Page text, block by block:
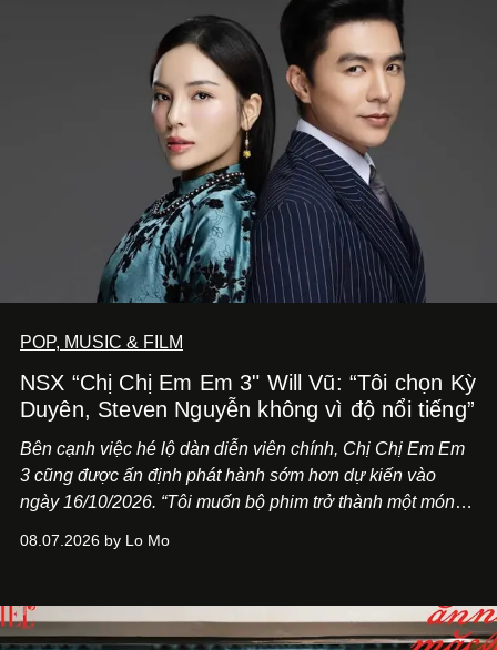
POP, MUSIC & FILM
NSX “Chị Chị Em Em 3" Will Vũ: “Tôi chọn Kỳ
Duyên, Steven Nguyễn không vì độ nổi tiếng”
Bên cạnh việc hé lộ dàn diễn viên chính, Chị Chị Em Em
3 cũng được ấn định phát hành sớm hơn dự kiến vào
ngày 16/10/2026. “Tôi muốn bộ phim trở thành một món
Việt Nam”, NSX Will Vũ cho biết.
08.07.2026 by Lo Mo